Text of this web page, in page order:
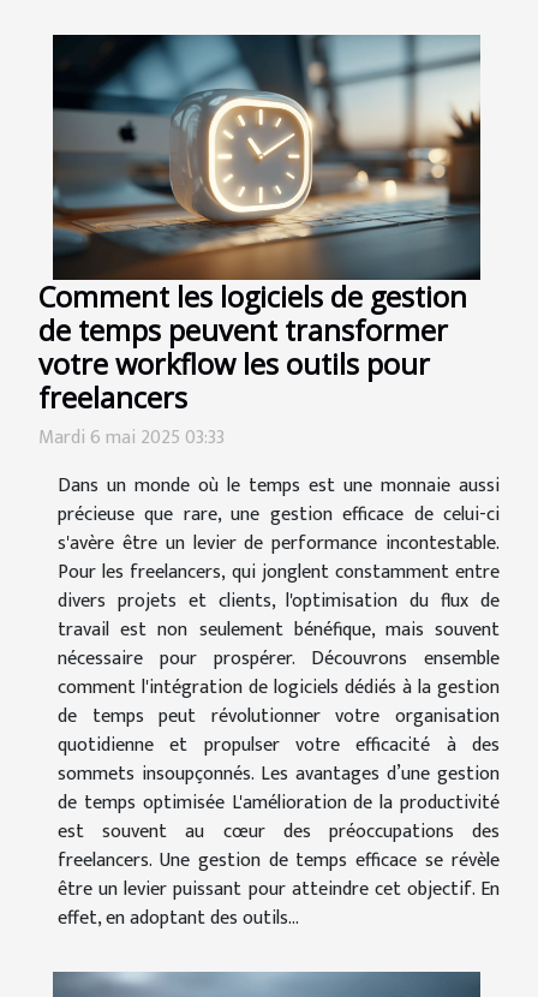
Comment les logiciels de gestion
de temps peuvent transformer
votre workflow les outils pour
freelancers
Mardi 6 mai 2025 03:33
Dans un monde où le temps est une monnaie aussi
précieuse que rare, une gestion efficace de celui-ci
s'avère être un levier de performance incontestable.
Pour les freelancers, qui jonglent constamment entre
divers projets et clients, l'optimisation du flux de
travail est non seulement bénéfique, mais souvent
nécessaire pour prospérer. Découvrons ensemble
comment l'intégration de logiciels dédiés à la gestion
de temps peut révolutionner votre organisation
quotidienne et propulser votre efficacité à des
sommets insoupçonnés. Les avantages d’une gestion
de temps optimisée L'amélioration de la productivité
est souvent au cœur des préoccupations des
freelancers. Une gestion de temps efficace se révèle
être un levier puissant pour atteindre cet objectif. En
effet, en adoptant des outils...